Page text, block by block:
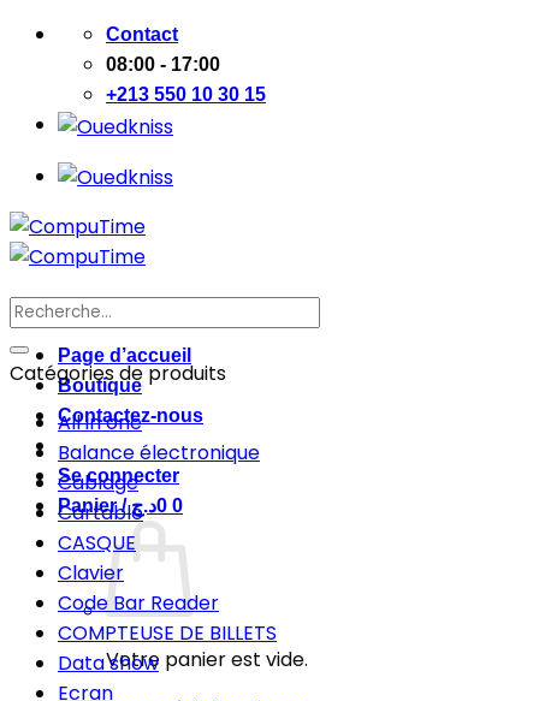
Passer
contenu
Contact
08:00 - 17:00
+213 550 10 30 15
Page d’accueil
Boutique
Contactez-nous
Se connecter
Panier /
0د.ج 0
Votre panier est vide.
Recherche
pour :
Catégories de produits
All in one
Balance électronique
Cablage
Cartable
CASQUE
Clavier
Code Bar Reader
COMPTEUSE DE BILLETS
Data show
Ecran